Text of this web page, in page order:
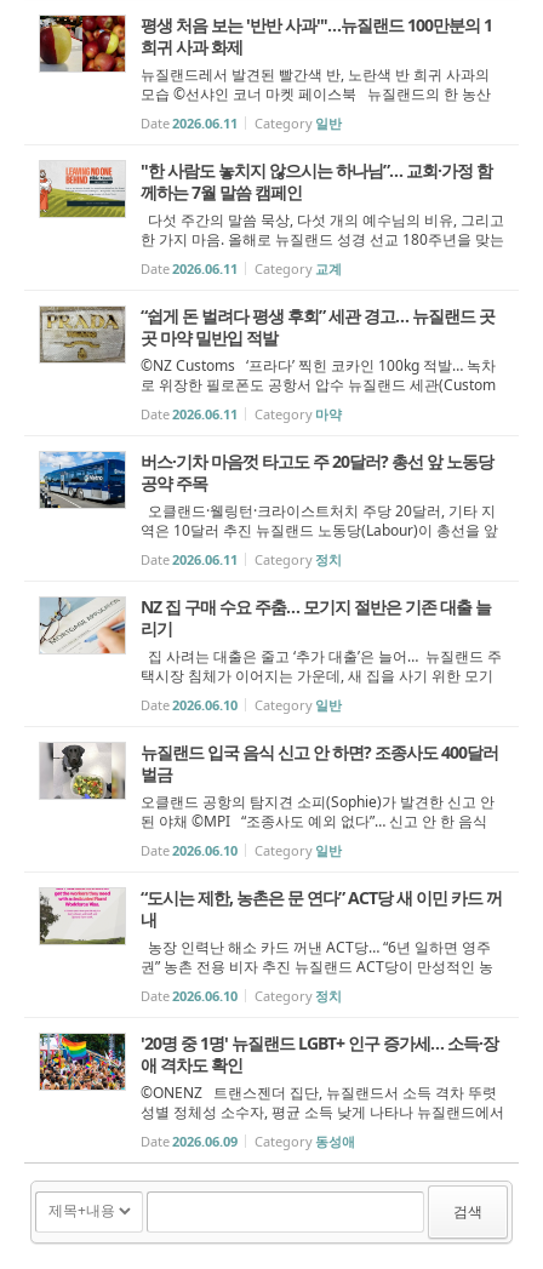
평생 처음 보는 '반반 사과'"…뉴질랜드 100만분의 1
희귀 사과 화제
뉴질랜드레서 발견된 빨간색 반, 노란색 반 희귀 사과의
모습 ©선샤인 코너 마켓 페이스북 뉴질랜드의 한 농산
물 매장에서 빨간색과 노란색이 정확히 반으로 나뉜 희귀
사과가 발견돼 화제를 모으고 있다. 해당 사과는 뉴질랜드
Date2026.06.11 Category 일반
"한 사람도 놓치지 않으시는 하나님”… 교회·가정 함
께하는 7월 말씀 캠페인
다섯 주간의 말씀 묵상, 다섯 개의 예수님의 비유, 그리고
한 가지 마음. 올해로 뉴질랜드 성경 선교 180주년을 맞는
뉴질랜드 성서공회(Bible Society New Zealand)가 오는
7월, 전국 교회와 성도들을 말씀의 여정으로 초대한다.
Date2026.06.11 Category 교계
“쉽게 돈 벌려다 평생 후회” 세관 경고… 뉴질랜드 곳
곳 마약 밀반입 적발
©NZ Customs ‘프라다’ 찍힌 코카인 100kg 적발… 녹차
로 위장한 필로폰도 공항서 압수 뉴질랜드 세관(Custom
s)이 타우랑가(Tauranga) 항구와 오클랜드 국제공항(Auc
kland Airport)에서 대규모 마약 밀반입 시도를 잇달아 적
Date2026.06.11 Category 마약
버스·기차 마음껏 타고도 주 20달러? 총선 앞 노동당
공약 주목
오클랜드·웰링턴·크라이스트처치 주당 20달러, 기타 지
역은 10달러 추진 뉴질랜드 노동당(Labour)이 총선을 앞
두고 대중교통비 부담 완화를 위한 새 공약을 발표했다.
차기 정부 구성 시 버스·기차·일부 페리 이용요금을 일정
Date2026.06.11 Category 정치
NZ 집 구매 수요 주춤… 모기지 절반은 기존 대출 늘
리기
집 사려는 대출은 줄고 ‘추가 대출’은 늘어… 뉴질랜드 주
택시장 침체가 이어지는 가운데, 새 집을 사기 위한 모기
지(주택담보대출)는 줄어든 반면 기존 대출에 돈을 더 얹
는 ‘톱업(top-up)’ 대출은 크게 늘어난 것으로 나타났다.
Date2026.06.10 Category 일반
뉴질랜드 입국 음식 신고 안 하면? 조종사도 400달러
벌금
오클랜드 공항의 탐지견 소피(Sophie)가 발견한 신고 안
된 야채 ©MPI “조종사도 예외 없다”… 신고 안 한 음식
반입하다 적발된 조종사들, 벌금 400달러 오클랜드 공항
을 통해 신고하지 않은 음식물을 반입하려던 항공기 조종
Date2026.06.10 Category 일반
“도시는 제한, 농촌은 문 연다” ACT당 새 이민 카드 꺼
내
농장 인력난 해소 카드 꺼낸 ACT당… “6년 일하면 영주
권” 농촌 전용 비자 추진 뉴질랜드 ACT당이 만성적인 농
촌 인력난 해결을 위해 새로운 ‘농촌 노동력 비자(Rural W
orkforce Visa_RWV)’ 도입을 제안했다. 낙농업과 축산업,
Date2026.06.10 Category 정치
'20명 중 1명' 뉴질랜드 LGBT+ 인구 증가세… 소득·장
애 격차도 확인
©ONENZ 트랜스젠더 집단, 뉴질랜드서 소득 격차 뚜렷
성별 정체성 소수자, 평균 소득 낮게 나타나 뉴질랜드에서
성인 인구 약 20명 중 1명이 자신을 성소수자(LGBT+)로
인식하고 있는 것으로 나타났다. 특히 트랜스젠더(Transg
ender)와 논바이너리(Non-bina...
Date2026.06.09 Category동성애
검색